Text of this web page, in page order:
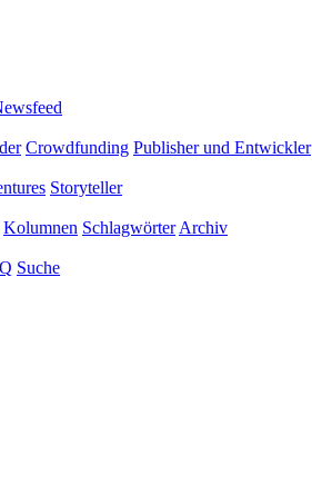
Crowdfunding Publisher und Entwickler
Storyteller
Kolumnen Schlagwörter Archiv
Suche